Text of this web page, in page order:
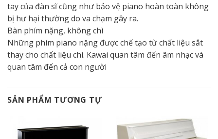
tay của đàn sĩ cũng như bảo vệ piano hoàn toàn không
bị hư hại thường do va chạm gây ra.
Bàn phím nặng, không chì
Những phím piano nặng được chế tạo từ chất liệu sắt
thay cho chất liệu chì. Kawai quan tâm đến âm nhạc và
quan tâm đến cả con người
SẢN PHẨM TƯƠNG TỰ